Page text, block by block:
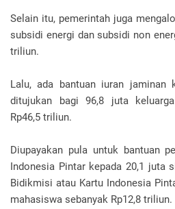
Selain itu, pemerintah juga
subsidi energi dan subsidi non
triliun.
Lalu, ada bantuan iuran jaminan
ditujukan bagi 96,8 juta
Rp46,5 triliun.
Diupayakan pula untuk bantuan
Indonesia Pintar kepada 20,1 juta
Bidikmisi atau Kartu Indonesia
mahasiswa sebanyak Rp12,8 triliun.